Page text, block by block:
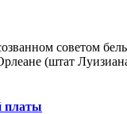
советом
(штат
платы